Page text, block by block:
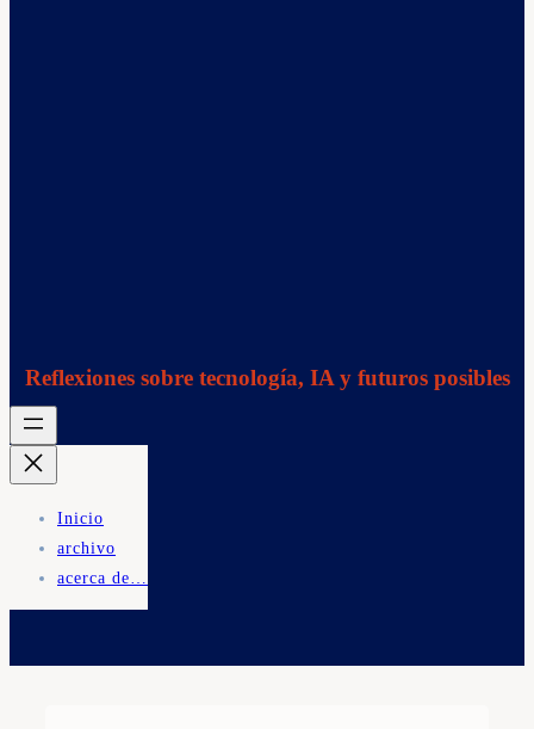
Reflexiones sobre tecnología, IA y futuros posibles
Inicio
archivo
acerca de…